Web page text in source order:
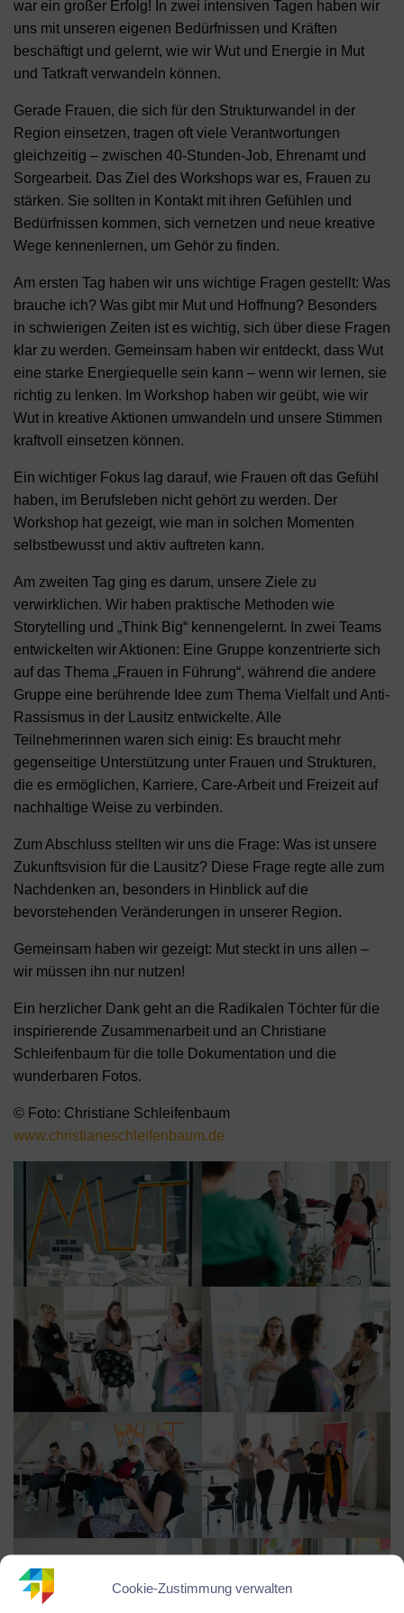
Cookie-Zustimmung verwalten
war ein großer Erfolg! In zwei intensiven Tagen haben wir
uns mit unseren eigenen Bedürfnissen und Kräften
beschäftigt und gelernt, wie wir Wut und Energie in Mut
und Tatkraft verwandeln können.
Gerade Frauen, die sich für den Strukturwandel in der
Region einsetzen, tragen oft viele Verantwortungen
gleichzeitig – zwischen 40-Stunden-Job, Ehrenamt und
Sorgearbeit. Das Ziel des Workshops war es, Frauen zu
stärken. Sie sollten in Kontakt mit ihren Gefühlen und
Bedürfnissen kommen, sich vernetzen und neue kreative
Wege kennenlernen, um Gehör zu finden.
Am ersten Tag haben wir uns wichtige Fragen gestellt: Was
brauche ich? Was gibt mir Mut und Hoffnung? Besonders
in schwierigen Zeiten ist es wichtig, sich über diese Fragen
klar zu werden. Gemeinsam haben wir entdeckt, dass Wut
eine starke Energiequelle sein kann – wenn wir lernen, sie
richtig zu lenken. Im Workshop haben wir geübt, wie wir
Wut in kreative Aktionen umwandeln und unsere Stimmen
kraftvoll einsetzen können.
Ein wichtiger Fokus lag darauf, wie Frauen oft das Gefühl
haben, im Berufsleben nicht gehört zu werden. Der
Workshop hat gezeigt, wie man in solchen Momenten
selbstbewusst und aktiv auftreten kann.
Am zweiten Tag ging es darum, unsere Ziele zu
verwirklichen. Wir haben praktische Methoden wie
Storytelling und „Think Big“ kennengelernt. In zwei Teams
entwickelten wir Aktionen: Eine Gruppe konzentrierte sich
auf das Thema „Frauen in Führung“, während die andere
Gruppe eine berührende Idee zum Thema Vielfalt und Anti-
Rassismus in der Lausitz entwickelte. Alle
Teilnehmerinnen waren sich einig: Es braucht mehr
gegenseitige Unterstützung unter Frauen und Strukturen,
die es ermöglichen, Karriere, Care-Arbeit und Freizeit auf
nachhaltige Weise zu verbinden.
Zum Abschluss stellten wir uns die Frage: Was ist unsere
Zukunftsvision für die Lausitz? Diese Frage regte alle zum
Nachdenken an, besonders in Hinblick auf die
bevorstehenden Veränderungen in unserer Region.
Gemeinsam haben wir gezeigt: Mut steckt in uns allen –
wir müssen ihn nur nutzen!
Ein herzlicher Dank geht an die Radikalen Töchter für die
inspirierende Zusammenarbeit und an Christiane
Schleifenbaum für die tolle Dokumentation und die
wunderbaren Fotos.
© Foto: Christiane Schleifenbaum
www.christianeschleifenbaum.de